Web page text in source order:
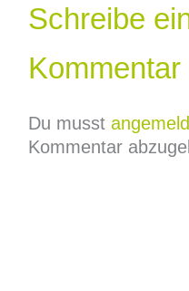
Schreibe
Kommentar
Du musst
Kommentar